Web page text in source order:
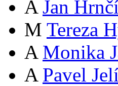
A Jan
M Tereza
A Monika
A Pavel